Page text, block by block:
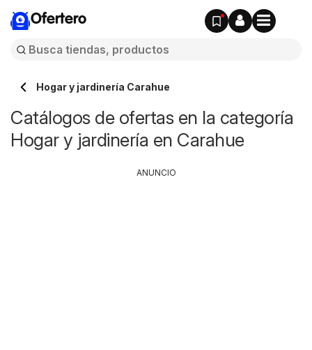
Ofertero
Hogar y jardinería Carahue
Catálogos de ofertas en la categoría
Hogar y jardinería en Carahue
ANUNCIO